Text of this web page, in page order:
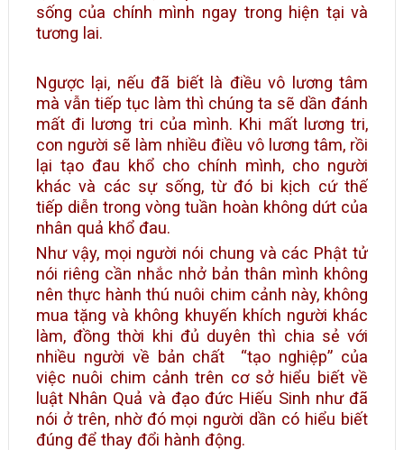
sống của chính mình ngay trong hiện tại và
tương lai.
Ngược lại, nếu đã biết là điều vô lương tâm
mà vẫn tiếp tục làm thì chúng ta sẽ dần đánh
mất đi lương tri của mình. Khi mất lương tri,
con người sẽ làm nhiều điều vô lương tâm, rồi
lại tạo đau khổ cho chính mình, cho người
khác và các sự sống, từ đó bi kịch cứ thế
tiếp diễn trong vòng tuần hoàn không dứt của
nhân quả khổ đau.
Như vậy, mọi người nói chung và các Phật tử
nói riêng cần nhắc nhở bản thân mình không
nên thực hành thú nuôi chim cảnh này, không
mua tặng và không khuyến khích người khác
làm, đồng thời khi đủ duyên thì chia sẻ với
nhiều người về bản chất “tạo nghiệp” của
việc nuôi chim cảnh trên cơ sở hiểu biết về
luật Nhân Quả và đạo đức Hiếu Sinh như đã
nói ở trên, nhờ đó mọi người dần có hiểu biết
đúng để thay đổi hành động.